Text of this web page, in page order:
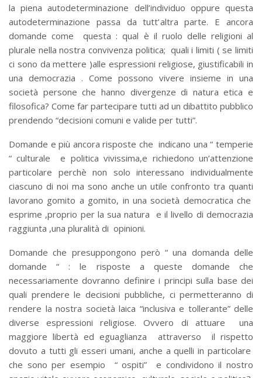
la piena autodeterminazione dell’individuo oppure questa
autodeterminazione passa da tutt’altra parte. E ancora
domande come questa : qual è il ruolo delle religioni al
plurale nella nostra convivenza politica; quali i limiti ( se limiti
ci sono da mettere )alle espressioni religiose, giustificabili in
una democrazia . Come possono vivere insieme in una
società persone che hanno divergenze di natura etica e
filosofica? Come far partecipare tutti ad un dibattito pubblico
prendendo “decisioni comuni e valide per tutti”.
Domande e più ancora risposte che indicano una “ temperie
“ culturale e politica vivissima,e richiedono un’attenzione
particolare perchè non solo interessano individualmente
ciascuno di noi ma sono anche un utile confronto tra quanti
lavorano gomito a gomito, in una società democratica che
esprime ,proprio per la sua natura e il livello di democrazia
raggiunta ,una pluralità di opinioni.
Domande che presuppongono però “ una domanda delle
domande “ : le risposte a queste domande che
necessariamente dovranno definire i principi sulla base dei
quali prendere le decisioni pubbliche, ci permetteranno di
rendere la nostra società laica “inclusiva e tollerante” delle
diverse espressioni religiose. Ovvero di attuare una
maggiore libertà ed eguaglianza attraverso il rispetto
dovuto a tutti gli esseri umani, anche a quelli in particolare
che sono per esempio “ ospiti” e condividono il nostro